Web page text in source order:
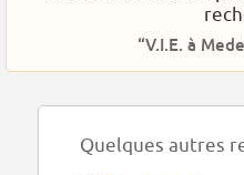
“V.I.E. à
Quelques autres